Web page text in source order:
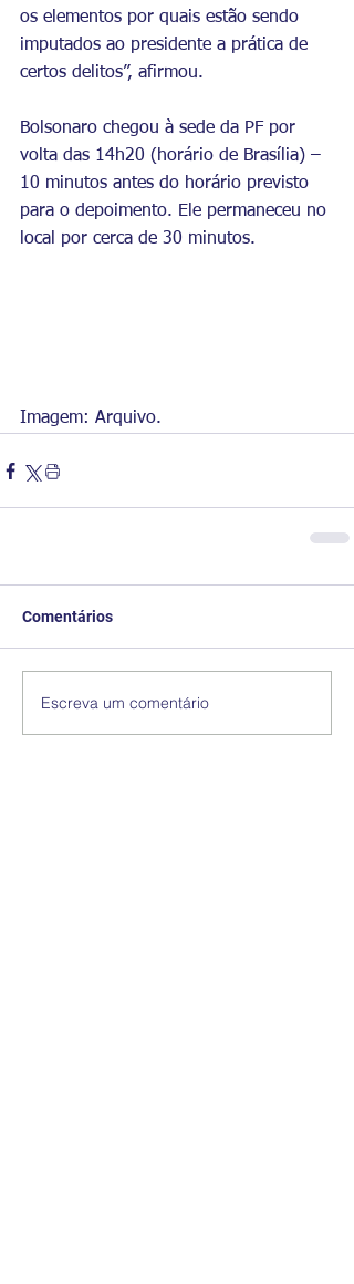
os elementos por quais estão sendo
imputados ao presidente a prática de
certos delitos”, afirmou.
Bolsonaro chegou à sede da PF por
volta das 14h20 (horário de Brasília) –
10 minutos antes do horário previsto
para o depoimento. Ele permaneceu no
local por cerca de 30 minutos.
Imagem: Arquivo.
Comentários
Escreva um comentário